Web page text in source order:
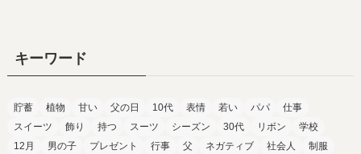
キーワード
貯蓄 植物 甘い 父の日 10代 表情 若い パパ
仕事
スイーツ
飾り 持つ スーツ シーズン 30代 リボン
学校
12月
男の子 プレゼント 行事 父 ネガティブ 社会人
制服